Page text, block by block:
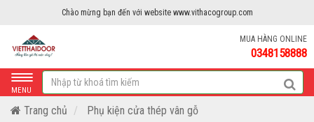
Chào mừng bạn đến với website www.vithacogroup.com
MUA HÀNG ONLINE
0348158888
MENU
Trang chủ Phụ kiện cửa thép vân gỗ